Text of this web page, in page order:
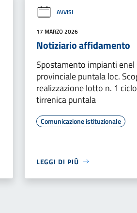
AVVISI
17 MARZO 2026
Notiziario affidamento
Spostamento impianti
provinciale puntala loc.
realizzazione lotto n. 1
tirrenica puntala
Comunicazione istituzionale
LEGGI DI PIÙ